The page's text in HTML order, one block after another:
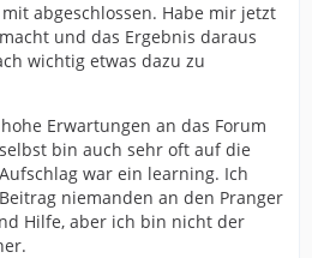
abgeschlossen. Habe mir jetzt
und das Ergebnis daraus
wichtig etwas dazu zu
Erwartungen an das Forum
bin auch sehr oft auf die
war ein learning. Ich
niemanden an den Pranger
Hilfe, aber ich bin nicht der